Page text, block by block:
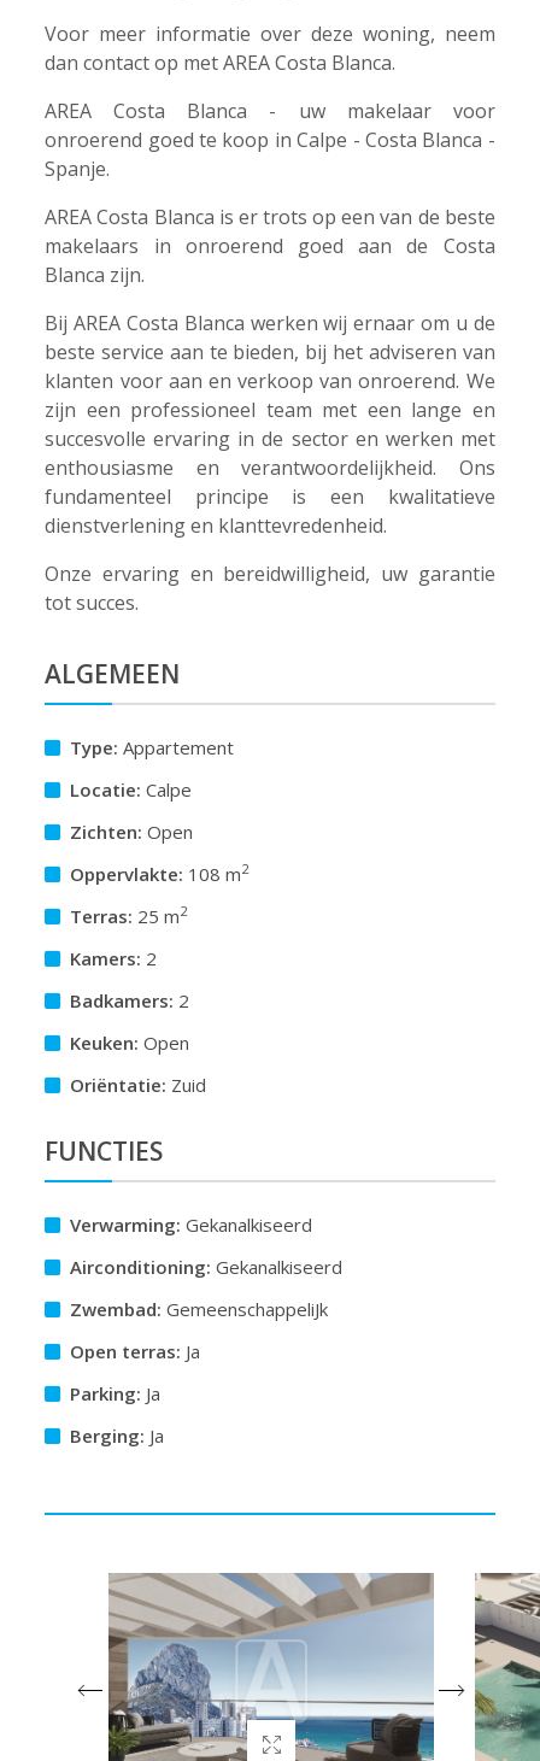
Voor meer informatie over deze woning, neem
dan contact op met AREA Costa Blanca.
AREA Costa Blanca - uw makelaar voor
onroerend goed te koop in Calpe - Costa Blanca -
Spanje.
AREA Costa Blanca is er trots op een van de beste
makelaars in onroerend goed aan de Costa
Blanca zijn.
Bij AREA Costa Blanca werken wij ernaar om u de
beste service aan te bieden, bij het adviseren van
klanten voor aan en verkoop van onroerend. We
zijn een professioneel team met een lange en
succesvolle ervaring in de sector en werken met
enthousiasme en verantwoordelijkheid. Ons
fundamenteel principe is een kwalitatieve
dienstverlening en klanttevredenheid.
Onze ervaring en bereidwilligheid, uw garantie
tot succes.
ALGEMEEN
Type: Appartement
Locatie: Calpe
Zichten: Open
Oppervlakte: 108 m2
Terras: 25 m2
Kamers: 2
Badkamers: 2
Keuken: Open
Oriëntatie: Zuid
FUNCTIES
Verwarming: Gekanalkiseerd
Airconditioning: Gekanalkiseerd
Zwembad: GemeenschappeliJk
Open terras: Ja
Parking: Ja
Berging: Ja